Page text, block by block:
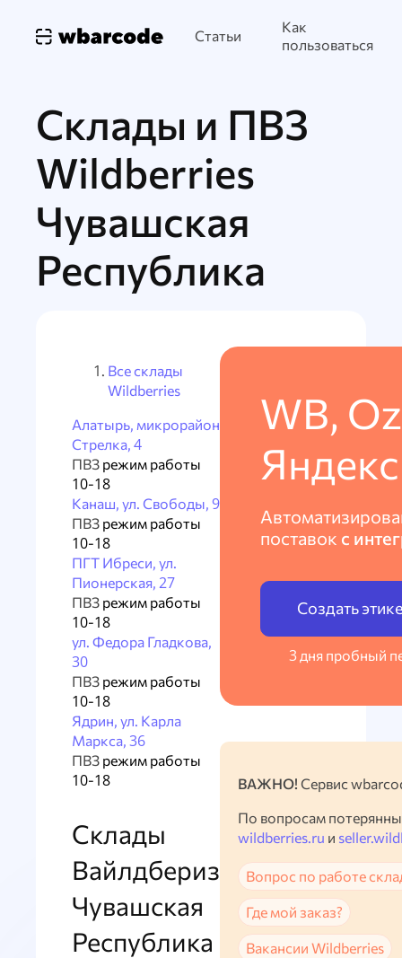
Статьи
Как
пользоваться
Склады и ПВЗ
Wildberries
Чувашская
Республика
Все склады
Wildberries
Алатырь, микрорайон
Стрелка, 4
ПВЗ режим работы
10-18
Канаш, ул. Свободы, 9
ПВЗ режим работы
10-18
ПГТ Ибреси, ул.
Пионерская, 27
ПВЗ режим работы
10-18
ул. Федора Гладкова,
30
ПВЗ режим работы
10-18
Ядрин, ул. Карла
Маркса, 36
ПВЗ режим работы
10-18
Склады
Вайлдбериз
Чувашская
Республика
WB,
поставок с
Создать
3 дня пробный
ВАЖНО! Сервис
По вопросам
wildberries.ru и
Вопрос по работе
Где мой заказ?
Вакансии Wildberries